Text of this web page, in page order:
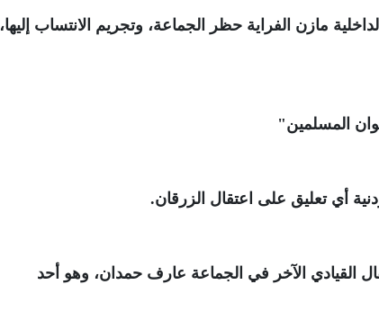
إعلان وزير الداخلية مازن الفراية حظر الجماعة، وتجريم الانتساب إليها،
المسلمين"
أي تعليق على اعتقال الزرقان.
القيادي الآخر في الجماعة عارف حمدان، وهو أحد